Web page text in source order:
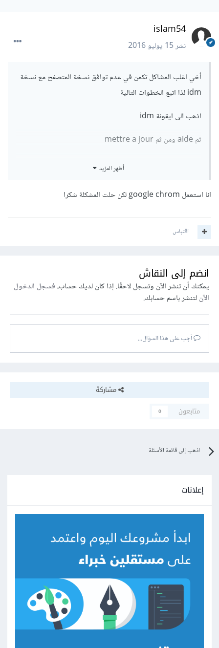
islam54
نشر15 يوليو 2016
أخي اغلب المشاكل تكمن في عدم توافق نسخة المتصفح مع نسخة
idm لذا اتبع الخطوات التالية
اذهب الى ايقونة idm
ثم aide ومن ثم mettre a jour
ومن ثم فعل خاصية idm في المتصفح او سوف تتفعل اوتوماتيكيا
أظهر المزيد
انا استعمل google chrom لكن حلت المشكلة شكرا
اقتباس
انضم إلى النقاش
يمكنك أن تنشر الآن وتسجل لاحقًا. إذا كان لديك حساب،فسجل الدخول
الآنلتنشر باسم حسابك.
أجب على هذا السؤال...
مشاركة
متابعون
0
اذهب إلى قائمة الأسئلة
إعلانات